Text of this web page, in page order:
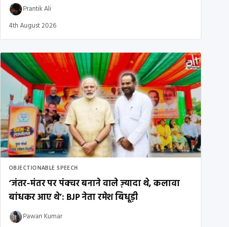
Prantik Ali
4th August 2026
OBJECTIONABLE SPEECH
‘जंतर-मंतर पर पंक्चर बनाने वाले ज़्यादा थे, कलावा
बांधकर आए थे’: BJP नेता रमेश बिधूड़ी
Pawan Kumar